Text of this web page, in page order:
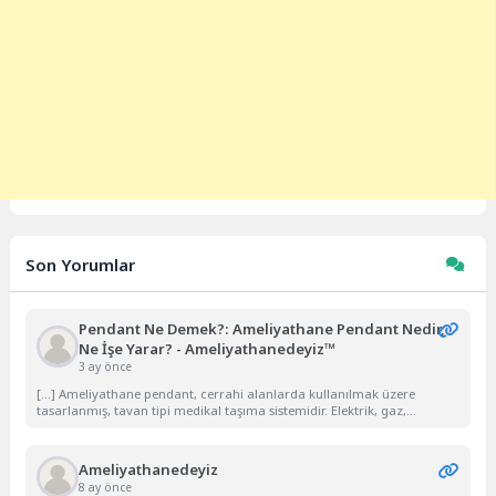
Son Yorumlar
Pendant Ne Demek?: Ameliyathane Pendant Nedir,
Ne İşe Yarar? - Ameliyathanedeyiz™
3 ay önce
[…] Ameliyathane pendant, cerrahi alanlarda kullanılmak üzere
tasarlanmış, tavan tipi medikal taşıma sistemidir. Elektrik, gaz,...
Ameliyathanedeyiz
8 ay önce